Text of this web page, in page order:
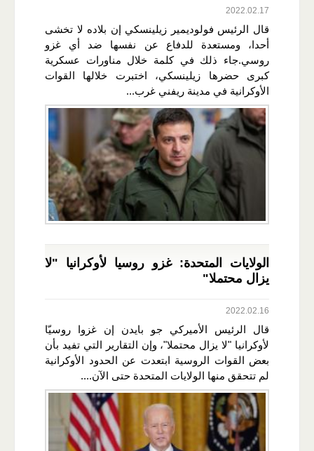
2022.02.17
قال الرئيس فولوديمير زيلينسكي إن بلاده لا تخشى
أحدا، ومستعدة للدفاع عن نفسها ضد أي غزو
روسي.جاء ذلك في كلمة خلال مناورات عسكرية
كبرى حضرها زيلينسكي، اختبرت خلالها القوات
الأوكرانية في مدينة ريفني غرب...
الولايات المتحدة: غزو روسيا لأوكرانيا "لا
يزال محتملا"
2022.02.16
قال الرئيس الأميركي جو بايدن إن غزوا روسيّا
لأوكرانيا "لا يزال محتملا"، وإن التقارير التي تفيد بأن
بعض القوات الروسية ابتعدت عن الحدود الأوكرانية
لم تتحقق منها الولايات المتحدة حتى الآن....